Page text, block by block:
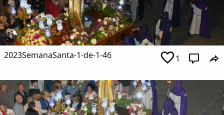
2023SemanaSanta-1-de-1-46 1